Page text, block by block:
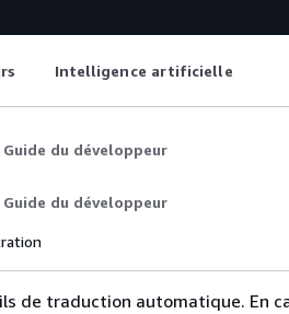
Intelligence artificielle
Guide du développeur
Guide du développeur
de traduction automatique. En